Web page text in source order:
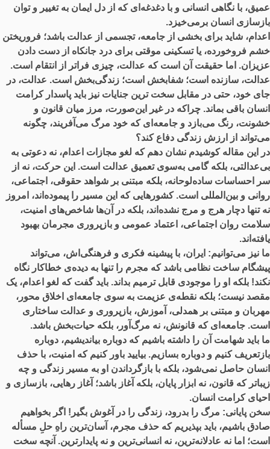
عمیق، با نگاهی انسانی و با دغدغه‌ای که از دل ایمان به تغییر و توان
بازسازی انسان برمی‌خیزد.
اعدام، شاید برای بخشی از جامعه، تجسمی از عدالت باشد؛ فروریختن
خشم فروخورده، یا تسکینی موقتی برای درد جانکاه از دست دادن
عزیزان. اما حقیقت آن است که عدالت، چیزی فراتر از انتقام است.
عدالت، سازنده است؛ شفابخش است؛ زندگی‌بخش است. عدالت، در
جای خود، حتی در مقابل سخت ‌ترین جنایات نیز باید پاسدار کرامت
انسان باقی بماند. چراکه در غیر این‌صورت، مرز میان قانون و
خشونت، رنگ می‌بازد و جامعه‌ای که خود مرگ می‌آفریند، چگونه
می‌تواند از ارزش زندگی دفاع کند؟
در این مقاله کوشیدم نشان دهم که لغو مجازات اعدام، نه دعوتی به
بی‌عدالتی، بلکه گامی به‌سوی تعمیق عدالت است. این حرکت، نه از
سر احساسات ساده‌لوحانه، بلکه مبتنی بر شواهد حقوقی، اجتماعی،
روانی و بین‌المللی است. کشورهایی که این مسیر را پیموده‌اند، امروز
نه تنها دچار هرج و مرج نشده‌اند، بلکه در آن‌ها شاخص‌های امنیت،
سلامت روان اجتماعی، اعتماد عمومی و بازپروری مجرمان بهبود
یافته‌اند.
ما نیز می‌توانیم: ایران، با پیشینه فکری و فرهنگی‌اش، می‌تواند
پیشگام ساخت نظامی باشد که مجرم را تنها به دیده‌ی خطاکار نگاه
نکند! بلکه او را موجودی قابل ترمیم بداند. باید گفت که لغو اعدام، یک
مقصد نیست؛ بلکه نقطه‌ی عزیمت به سوی جامعه‌ای اخلاق ‌محور،
مهربان و مبتنی بر همدلی، آموزش، بازپروری و عدالت ساختاری
است. جامعه‌ای که قانونش، نه مرگ‌آور، بلکه حیات‌بخش باشد.
ما باید شهامت آن را داشته باشیم که دوباره بیاندیشیم، دوباره
بازتعریف کنیم و دوباره بسازیم. بیایید باور کنیم که امنیت، با حذف
انسان حاصل نمی‌شود، بلکه با بازگرداندن او به مسیر زندگی و چه
زیباتر که قانون، نه ابزار پایان، بلکه آغاز باشد؛ آغاز رهایی، بازسازی و
احیای کرامت انسان.
سخن پایانی: مرگ را بدرود، زندگی را در آغوش بگیر! اگر بخواهیم
صادق باشیم، باید بپذیریم که حذف مجرم، آسان‌ترین راهِ حلِ مسأله
است؛ اما نه عادلانه‌ترین، نه انسانی‌ترین و نه پایدارترین. آنچه سخت